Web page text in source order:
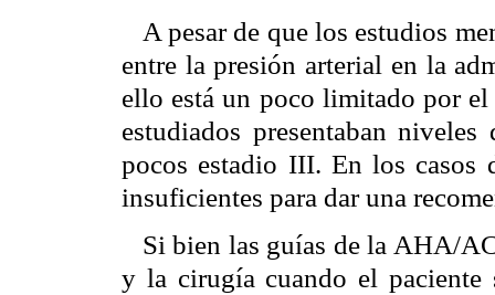
A pesar de que los estudios
entre la presión arterial en la
ello está un poco limitado por
estudiados presentaban
pocos estadio III. En los casos
insuficientes para dar una
Si bien las guías de la AHA/
y la cirugía cuando el paciente